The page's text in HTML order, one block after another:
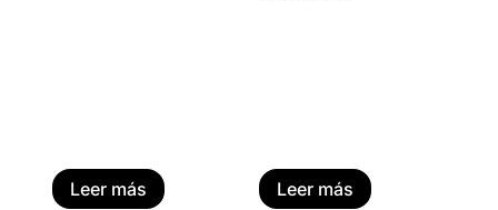
Leer más Leer más